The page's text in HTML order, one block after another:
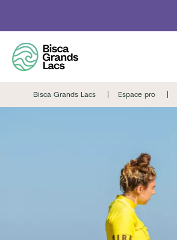
main
content
Bisca Grands Lacs Espace pro